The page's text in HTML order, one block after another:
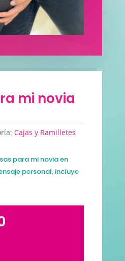
mi novia
Cajas y Ramilletes
para mi novia en
personal, incluye